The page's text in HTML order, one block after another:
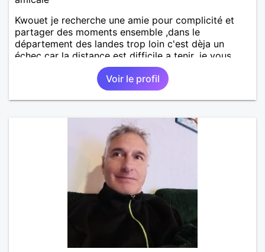
Kwouet je recherche une amie pour complicité et
partager des moments ensemble ,dans le
département des landes trop loin c'est dèja un
échec car la distance est difficile a tenir ,je vous
remercie par avance bonne journée ,
Voir le profil